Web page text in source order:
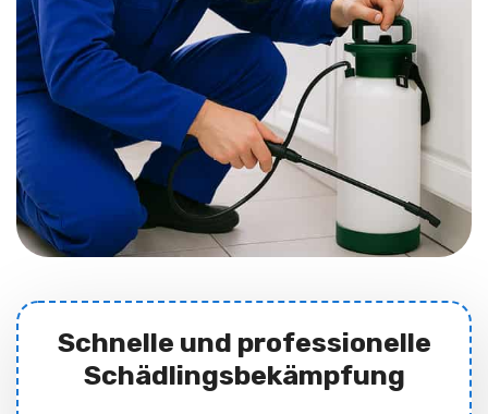
Schnelle und professionelle
Schädlingsbekämpfung